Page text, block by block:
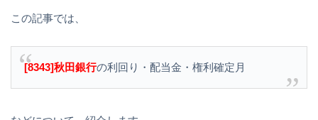
この記事では、
[8343]秋田銀行の利回り・配当金・権利確定月